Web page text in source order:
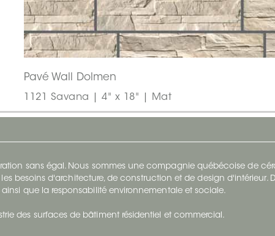
Pavé Wall Dolmen
1121 Savana | 4" x 18" | Mat
sans égal. Nous sommes une compagnie québécoise de
besoins d'architecture, de construction et de design d'intérieur.
que la responsabilité environnementale et sociale.
des surfaces de bâtiment résidentiel et commercial.